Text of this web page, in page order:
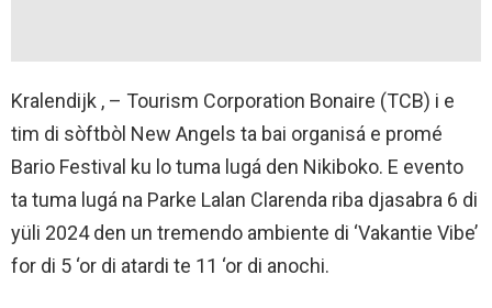
Kralendijk , – Tourism Corporation Bonaire (TCB) i e
tim di sòftbòl New Angels ta bai organisá e promé
Bario Festival ku lo tuma lugá den Nikiboko. E evento
ta tuma lugá na Parke Lalan Clarenda riba djasabra 6 di
yüli 2024 den un tremendo ambiente di ‘Vakantie Vibe’
for di 5 ‘or di atardi te 11 ‘or di anochi.